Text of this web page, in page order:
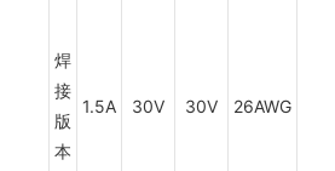
焊
接
版
本
1.5A 30V 30V 26AWG